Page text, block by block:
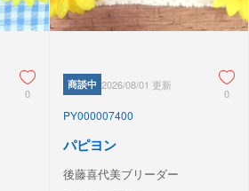
0
商談中 2026/08/01 更新
0
PY000007400
パピヨン
後藤喜代美ブリーダー